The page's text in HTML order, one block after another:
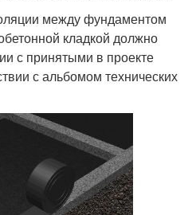
между фундаментом
кладкой должно
с принятыми в проекте
с альбомом технических